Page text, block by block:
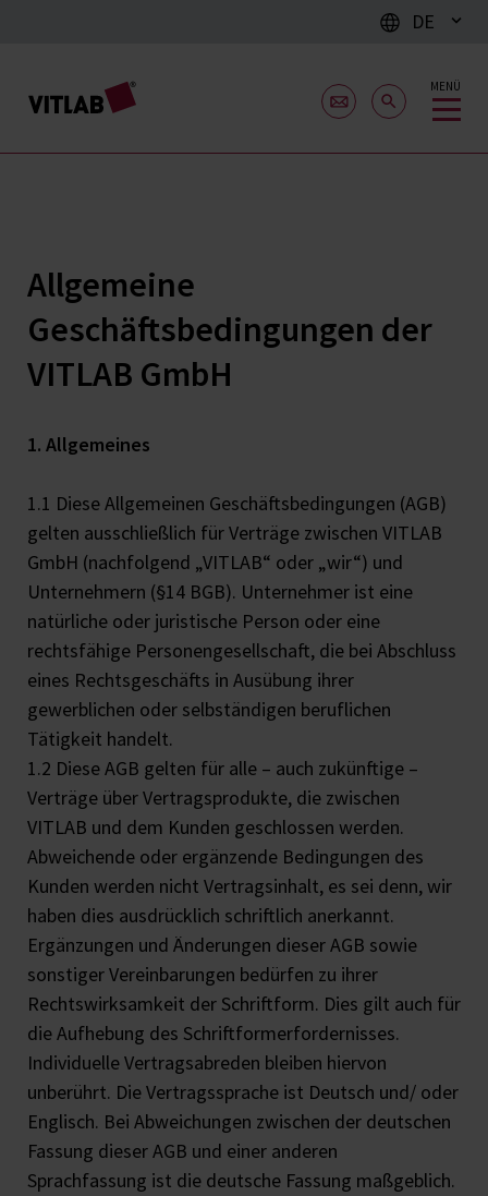
DE
MENÜ
Allgemeine
Geschäftsbedingungen der
VITLAB GmbH
1. Allgemeines
1.1 Diese Allgemeinen Geschäftsbedingungen (AGB)
gelten ausschließlich für Verträge zwischen VITLAB
GmbH (nachfolgend „VITLAB“ oder „wir“) und
Unternehmern (§14 BGB). Unternehmer ist eine
natürliche oder juristische Person oder eine
rechtsfähige Personengesellschaft, die bei Abschluss
eines Rechtsgeschäfts in Ausübung ihrer
gewerblichen oder selbständigen beruflichen
Tätigkeit handelt.
1.2 Diese AGB gelten für alle – auch zukünftige –
Verträge über Vertragsprodukte, die zwischen
VITLAB und dem Kunden geschlossen werden.
Abweichende oder ergänzende Bedingungen des
Kunden werden nicht Vertragsinhalt, es sei denn, wir
haben dies ausdrücklich schriftlich anerkannt.
Ergänzungen und Änderungen dieser AGB sowie
sonstiger Vereinbarungen bedürfen zu ihrer
Rechtswirksamkeit der Schriftform. Dies gilt auch für
die Aufhebung des Schriftformerfordernisses.
Individuelle Vertragsabreden bleiben hiervon
unberührt. Die Vertragssprache ist Deutsch und/ oder
Englisch. Bei Abweichungen zwischen der deutschen
Fassung dieser AGB und einer anderen
Sprachfassung ist die deutsche Fassung maßgeblich.